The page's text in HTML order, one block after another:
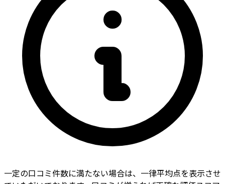
一定の口コミ件数に満たない場合は、一律平均点を表示させ